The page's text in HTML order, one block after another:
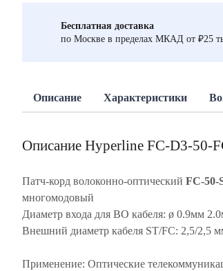
Бесплатная доставка
по Москве в пределах МКАД от ₽25
Описание Характеристики
Описание Hyperline FC-D3-50-
Патч-корд волоконно-оптический FC-50-
многомодовый
Диаметр входа для ВО кабеля: ø 0.9мм
Внешний диаметр кабеля ST/FC: 2,5/2,5
Применение: Оптические